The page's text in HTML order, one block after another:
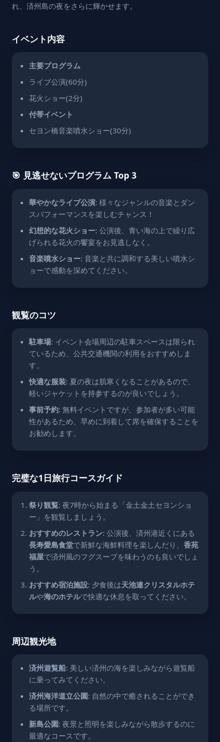
れ、済州島の夜をさらに輝かせます。
イベント内容
主要プログラム
ライブ公演(60分)
花火ショー(2分)
付帯イベント
セヨン橋音楽噴水ショー(30分)
🎯 見逃せないプログラム Top 3
華やかなライブ公演: 様々なジャンルの音楽とダン
スパフォーマンスを楽しむチャンス！
幻想的な花火ショー: 公演後、青い海の上で繰り広
げられる花火の饗宴をお見逃しなく。
音楽噴水ショー: 音楽と共に調和する美しい噴水シ
ョーで感動を深めてください。
観覧のコツ
駐車場: イベント会場周辺の駐車スペースは限られ
ているため、公共交通機関の利用をおすすめしま
す。
快適な服装: 夏の夜は肌寒くなることがあるので、
軽いジャケットを持参するのが良いでしょう。
事前予約: 無料イベントですが、参加者が多い可能
性があるため、早めに到着して席を確保することを
お勧めします。
完璧な1日旅行コースガイド
祭り観覧: 夜7時から始まる「金土金土セヨンショ
ー」を観覧しましょう。
おすすめのレストラン: 公演後、済州港近くにある
長寿愛島食堂で新鮮な海鮮料理を楽しんだり、 香苑
福屋で済州風のフグスープを味わうのも良いでしょ
う。
おすすめ宿泊施設: 夕食後は天池連クリスタルホテ
ルや海のホテルで快適な休息を取ってください。
周辺観光地
済州遊覧船: 美しい済州の海を楽しみながら遊覧船
に乗ってみてください。
済州海洋道立公園: 自然の中で癒されることができ
る場所です。
新島公園: 夜景と照明を楽しみながら散歩するのに
最適なコースです。